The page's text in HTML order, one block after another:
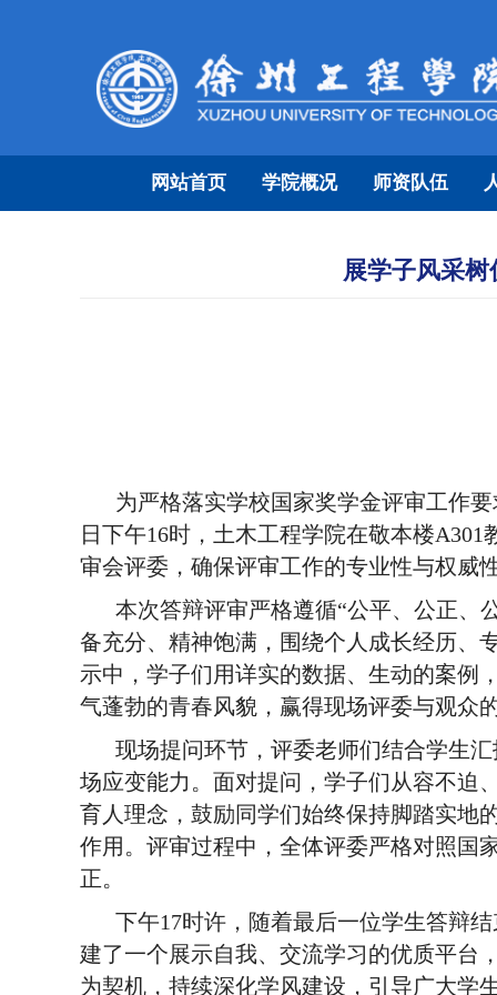
网站首页 学院概况 师资队伍
展学子风采
为严格落实学校国家奖学金评审工作
日下午16时，土木工程学院在敬本楼
审会评委，确保评审工作的专业性与权威
本次答辩评审严格遵循“公平、公正、
备充分、精神饱满，围绕个人成长经历、
示中，学子们用详实的数据、生动的案例
气蓬勃的青春风貌，赢得现场评委与观众
现场提问环节，评委老师们结合学生
场应变能力。面对提问，学子们从容不迫
育人理念，鼓励同学们始终保持脚踏实地
作用。评审过程中，全体评委严格对照国
正。
下午17时许，随着最后一位学生答辩
建了一个展示自我、交流学习的优质平台
为契机，持续深化学风建设，引导广大学